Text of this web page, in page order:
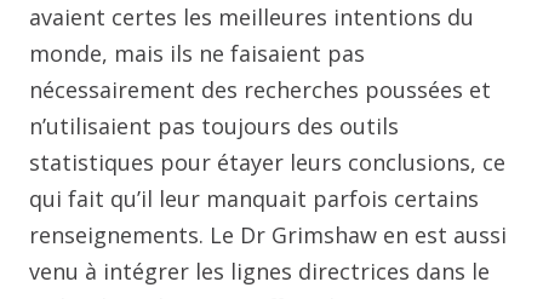
avaient certes les meilleures intentions du
monde, mais ils ne faisaient pas
nécessairement des recherches poussées et
n’utilisaient pas toujours des outils
statistiques pour étayer leurs conclusions, ce
qui fait qu’il leur manquait parfois certains
renseignements. Le Dr Grimshaw en est aussi
venu à intégrer les lignes directrices dans le